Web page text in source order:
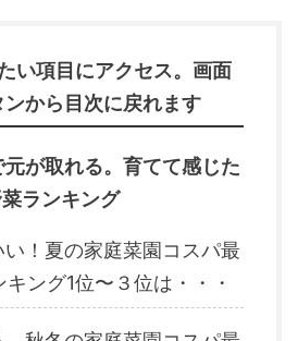
い項目にアクセス。画面
から目次に戻れます
が取れる。育てて感じた
ランキング
！夏の家庭菜園コスパ最
ング1位〜３位は・・・